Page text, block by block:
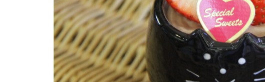
令和7年 雲仙市二十歳のつどい
@ 愛の夢未来センター